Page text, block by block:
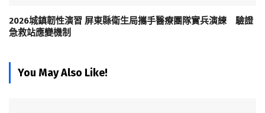
2026城鎮韌性演習 屏東縣衛生局攜手醫療團隊實兵演練 驗證
急救站應變機制
You May Also Like!